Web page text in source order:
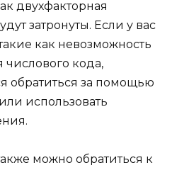
двухфакторная
затронуты. Если у вас
как невозможность
числового кода,
обратиться за помощью
использовать
можно обратиться к